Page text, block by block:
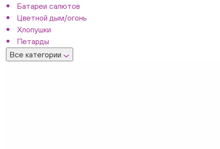
Батареи салютов
Цветной дым/огонь
Хлопушки
Петарды
Все категории